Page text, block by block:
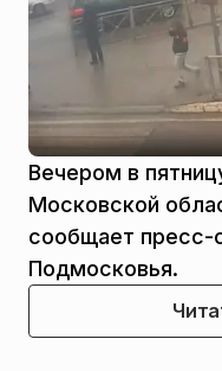
Вечером в
Московской
сообщает пресс-
Подмосковья.